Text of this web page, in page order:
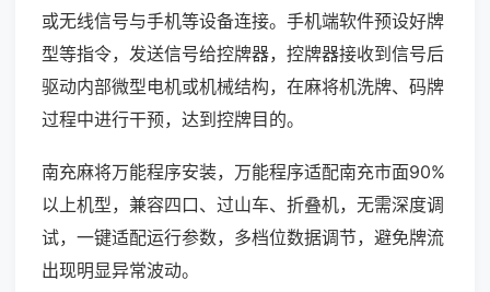
或无线信号与手机等设备连接。手机端软件预设好牌
型等指令，发送信号给控牌器，控牌器接收到信号后
驱动内部微型电机或机械结构，在麻将机洗牌、码牌
过程中进行干预，达到控牌目的。
南充麻将万能程序安装，万能程序适配南充市面90%
以上机型，兼容四口、过山车、折叠机，无需深度调
试，一键适配运行参数，多档位数据调节，避免牌流
出现明显异常波动。